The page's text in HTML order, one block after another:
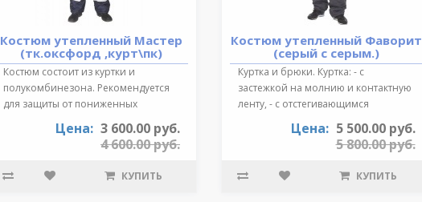
Костюм утепленный Мастер
(тк.оксфорд ,курт\пк)
Костюм состоит из куртки и
полукомбинезона. Рекомендуется
для защиты от пониженных
Цена: 3 600.00 руб.
4 600.00 руб.
КУПИТЬ
Костюм утепленный Фаворит
(серый с серым.)
Куртка и брюки. Куртка: - с
застежкой на молнию и контактную
ленту, - с отстегивающимся
Цена: 5 500.00 руб.
5 800.00 руб.
КУПИТЬ